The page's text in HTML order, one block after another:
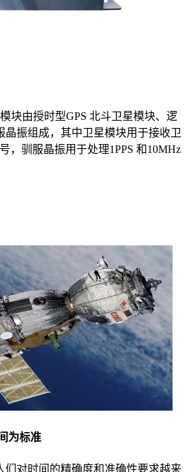
块由授时型GPS 北斗卫星模块、逻
晶振组成，其中卫星模块用于接收卫
，驯服晶振用于处理1PPS 和10MHz
为标准
们对时间的精确度和准确性要求越来